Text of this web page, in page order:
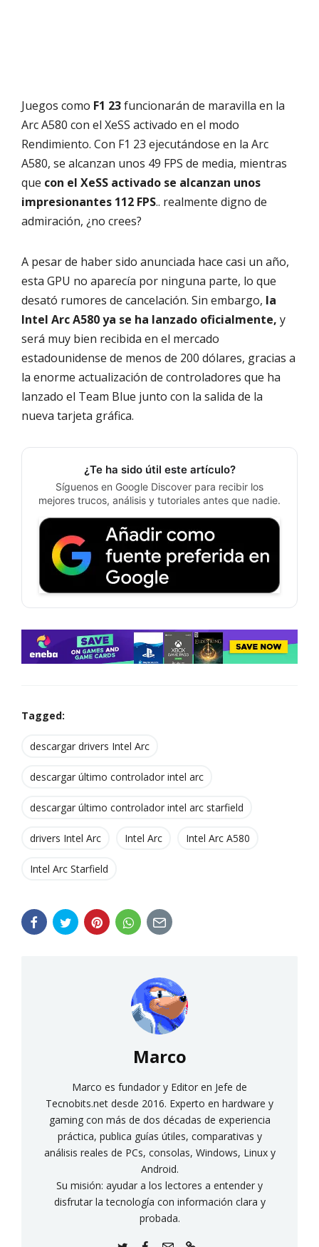
Juegos como F1 23funcionarán de maravilla en la
Arc A580 con el XeSS activado en el modo
Rendimiento. Con F1 23 ejecutándose en la Arc
A580, se alcanzan unos 49 FPS de media, mientras
que con el XeSS activado se alcanzan unos
impresionantes 112 FPS.. realmente digno de
admiración, ¿no crees?
A pesar de haber sido anunciada hace casi un año,
esta GPU no aparecía por ninguna parte, lo que
desató rumores de cancelación. Sin embargo, la
Intel Arc A580 ya se ha lanzado oficialmente, y
será muy bien recibida en el mercado
estadounidense de menos de 200 dólares, gracias a
la enorme actualización de controladores que ha
lanzado el Team Blue junto con la salida de la
nueva tarjeta gráfica.
¿Te ha sido útil este artículo?
Síguenos en Google Discover para recibir los
mejores trucos, análisis y tutoriales antes que nadie.
Tagged:
descargar drivers Intel Arc
descargar último controlador intel arc
descargar último controlador intel arc starfield
drivers Intel Arc Intel Arc Intel Arc A580
Intel Arc Starfield
Marco
Marco es fundador y Editor en Jefe de
Tecnobits.net desde 2016. Experto en hardware y
gaming con más de dos décadas de experiencia
práctica, publica guías útiles, comparativas y
análisis reales de PCs, consolas, Windows, Linux y
Android.
Su misión: ayudar a los lectores a entender y
disfrutar la tecnología con información clara y
probada.